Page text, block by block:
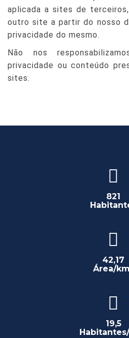
aplicada a sites de
outro site a partir do nosso
privacidade do mesmo.
Não nos
privacidade ou conteúdo
sites.
821
42,17
Área/km
19,5